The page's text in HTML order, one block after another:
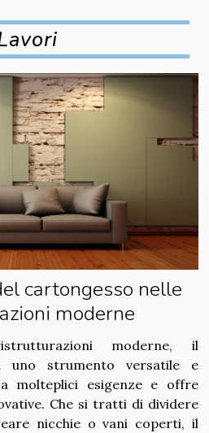
cartongesso nelle
moderne
moderne, il
uno strumento versatile e
molteplici esigenze e offre
Che si tratti di dividere
nicchie o vani coperti, il